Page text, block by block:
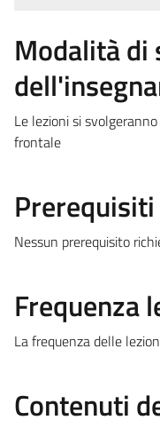
Modalità di
Le lezioni si
frontale
Nessun prerequisito
Frequenza
La frequenza delle
Contenuti